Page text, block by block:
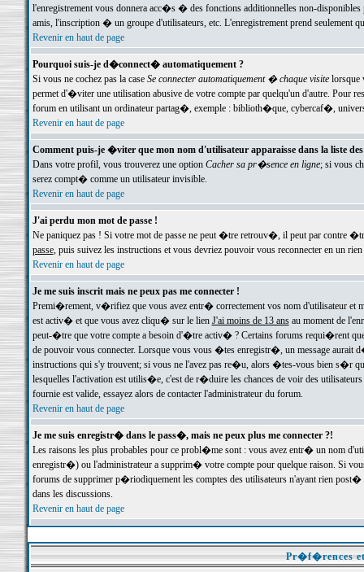
l'enregistrement vous donnera acc�s � des fonctions additionnelles non-
amis, l'inscription � un groupe d'utilisateurs, etc. L'enregistrement prend seulement
Revenir en haut de page
Pourquoi suis-je d�connect� automatiquement ?
Si vous ne cochez pas la case Se connecter automatiquement � chaque visitelorsque
permet d'�viter une utilisation abusive de votre compte par quelqu'un d'autre. Pour
forum en utilisant un ordinateur partag�, exemple : biblioth�que, cybercaf�,
Revenir en haut de page
Comment puis-je �viter que mon nom d'utilisateur apparaisse dans la liste
Dans votre profil, vous trouverez une option Cacher sa pr�sence en ligne; si vous
serez compt� comme un utilisateur invisible.
Revenir en haut de page
J'ai perdu mon mot de passe !
Ne paniquez pas ! Si votre mot de passe ne peut �tre retrouv�, il peut par contre
passe, puis suivez les instructions et vous devriez pouvoir vous reconnecter en un rien
Revenir en haut de page
Je me suis inscrit mais ne peux pas me connecter !
Premi�rement, v�rifiez que vous avez entr� correctement vos nom d'utilisateur
est activ� et que vous avez cliqu� sur le lien J'ai moins de 13 ansau moment de
peut-�tre que votre compte a besoin d'�tre activ� ? Certains forums requi�rent
de pouvoir vous connecter. Lorsque vous vous �tes enregistr�, un message aurait
instructions qui s'y trouvent; si vous ne l'avez pas re�u, alors �tes-vous bien s�r
lesquelles l'activation est utilis�e, c'est de r�duire les chances de voir des
fournie est valide, essayez alors de contacter l'administrateur du forum.
Revenir en haut de page
Je me suis enregistr� dans le pass�, mais ne peux plus me connecter ?!
Les raisons les plus probables pour ce probl�me sont : vous avez entr� un nom
enregistr�) ou l'administrateur a supprim� votre compte pour quelque raison. Si
forums de supprimer p�riodiquement les comptes des utilisateurs n'ayant rien
dans les discussions.
Revenir en haut de page
Pr�f�rences